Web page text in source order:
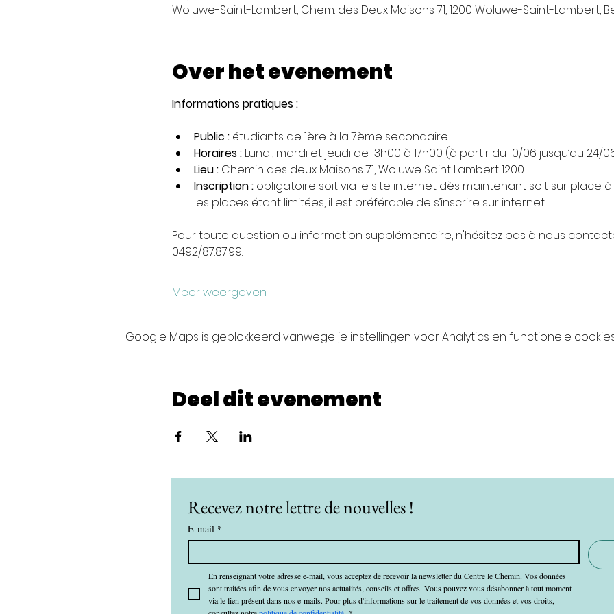
Woluwe-Saint-Lambert, Chem. des Deux Maisons 71, 1200 Woluwe-Saint-Lambert,
Over het evenement
Informations pratiques :
Public : étudiants de 1ère à la 7ème secondaire
Horaires : Lundi, mardi et jeudi de 13h00 à 17h00 (à partir du 10/06 jusqu’au 24/
Lieu : Chemin des deux Maisons 71, Woluwe Saint Lambert 1200
Inscription : obligatoire soit via le site internet dès maintenant soit sur place à
les places étant limitées, il est préférable de s’inscrire sur internet.
Pour toute question ou information supplémentaire, n'hésitez pas à nous
0492/87.87.99.
Meer weergeven
Google Maps is geblokkeerd vanwege je instellingen voor Analytics en functionele
Deel dit evenement
Recevez notre lettre de nouvelles !
E-mail *
En renseignant votre adresse e-mail, vous acceptez de recevoir la newsletter du Centre le Chemin. Vos données
sont traitées afin de vous envoyer nos actualités, conseils et offres. Vous pouvez vous désabonner à tout moment
via le lien présent dans nos e-mails. Pour plus d'informations sur le traitement de vos données et vos droits,